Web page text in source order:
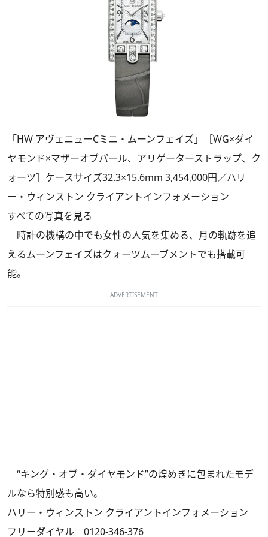
「HW アヴェニューCミニ・ムーンフェイズ」［WG×ダイ
ヤモンド×マザーオブパール、アリゲーターストラップ、ク
ォーツ］ケースサイズ32.3×15.6mm 3,454,000円／ハリ
ー・ウィンストン クライアントインフォメーション
すべての写真を見る
時計の機構の中でも女性の人気を集める、月の軌跡を追
えるムーンフェイズはクォーツムーブメントでも搭載可
能。
ADVERTISEMENT
“キング・オブ・ダイヤモンド”の煌めきに包まれたモデ
ルなら特別感も高い。
ハリー・ウィンストン クライアントインフォメーション
フリーダイヤル 0120-346-376